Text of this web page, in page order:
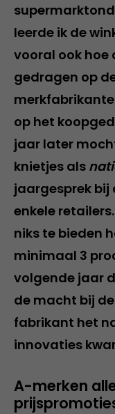
leerde ik de
vooral ook hoe
gedragen op
op het
jaar later
knietjes als
jaargesprek
enkele
niks te bieden
minimaal 3
volgende jaar
de macht bij
fabrikant het
innovaties
A-merken